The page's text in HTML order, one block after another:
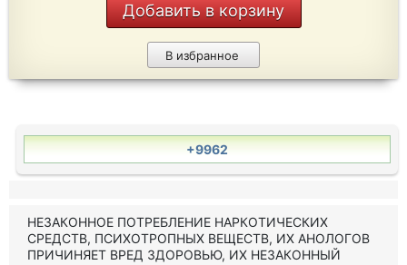
Добавить в корзину
В избранное
+9962
НЕЗАКОННОЕ ПОТРЕБЛЕНИЕ НАРКОТИЧЕСКИХ
СРЕДСТВ, ПСИХОТРОПНЫХ ВЕЩЕСТВ, ИХ АНОЛОГОВ
ПРИЧИНЯЕТ ВРЕД ЗДОРОВЬЮ, ИХ НЕЗАКОННЫЙ